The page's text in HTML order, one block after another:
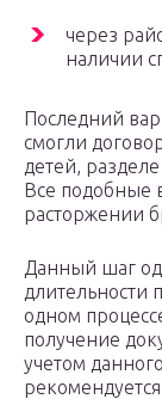
через
наличии
Последний
смогли
детей,
Все подобные
расторжении
Данный шаг
длительности
одном
получение
учетом